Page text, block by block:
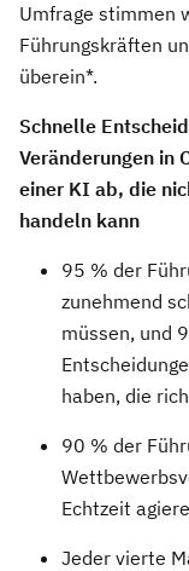
Umfrage stimmen
Führungskräften
überein*.
Schnelle
Veränderungen in
einer KI ab, die
handeln kann
95 % der
zunehmend
müssen, und
haben, die
90 % der
Echtzeit
Jeder vierte